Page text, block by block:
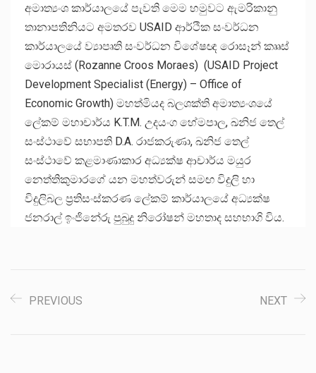
අමාත්‍යංශ කාර්යාලයේ පැවති මෙම හමුවට ඇමරිකානු
තානාපතිනියට අමතරව USAID ආර්ථික සංවර්ධන
කාර්යාලයේ ව්‍යාපෘති සංවර්ධන විශේෂඥ රොසෑන් කෘෘස්
මොරායස් (Rozanne Croos Moraes) (USAID Project
Development Specialist (Energy) – Office of
Economic Growth) මහත්මියද බලශක්ති අමාත්‍යංශයේ
ලේකම් මහාචාර්ය K.T.M. උදයංග හේමපාල, ඛනිජ තෙල්
සංස්ථාවේ සභාපති D.A. රාජකරුණා, ඛනිජ තෙල්
සංස්ථාවේ කළමාණාකාර අධ්‍යක්ෂ ආචාර්ය මයුර
නෙත්තිකුමාරගේ යන මහත්වරුන් සමඟ විදුලි හා
විදුලිබල ප්‍රතිසංස්කරණ ලේකම් කාර්යාලයේ අධ්‍යක්ෂ
ජනරාල් ඉංජිනේරු පුබුදු නිරෝෂන් මහතාද සහභාගි විය.
PREVIOUS NEXT